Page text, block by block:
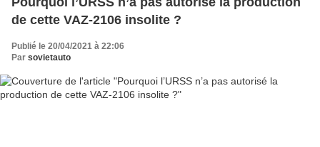
de cette VAZ-2106 insolite ?
Publié le 20/04/2021 à 22:06
Par sovietauto